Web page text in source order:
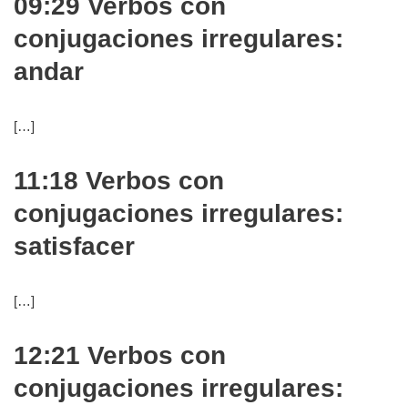
09:29 Verbos con
conjugaciones irregulares:
andar
[…]
11:18 Verbos con
conjugaciones irregulares:
satisfacer
[…]
12:21 Verbos con
conjugaciones irregulares: